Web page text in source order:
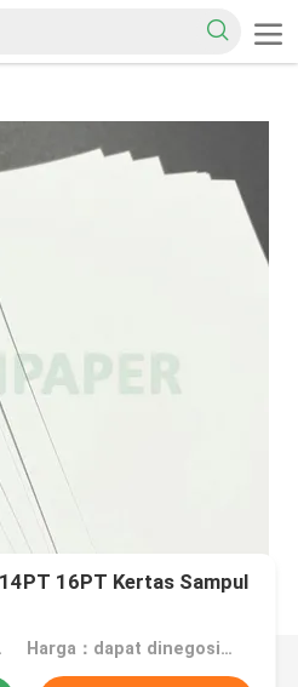
16PT Kertas Sampul
Khusus Harga：dapat dinegosiasikan